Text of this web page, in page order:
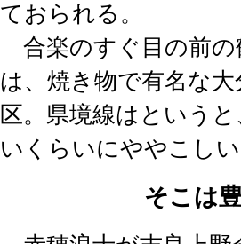
ておられる。
合楽のすぐ目の前の
は、焼き物で有名な
区。県境線はという
いくらいにややこし
そこは